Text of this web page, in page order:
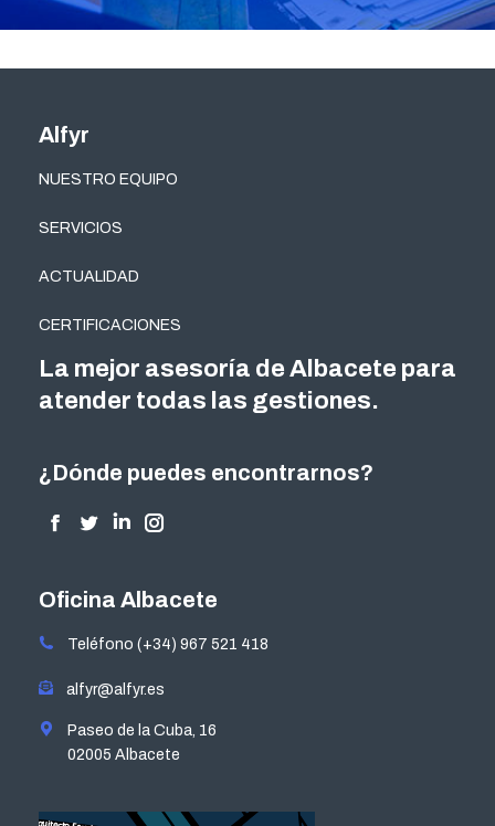
Alfyr
NUESTRO EQUIPO
SERVICIOS
ACTUALIDAD
CERTIFICACIONES
Oficina Albacete
Teléfono (+34) 967 521 418
alfyr@alfyr.es
Paseo de la Cuba, 16
02005 Albacete
¿Dónde puedes encontrarnos?
Encuéntranos en:
Facebook
opens
new
Twitter
opens
new
Linkedin
opens
new
Instagram
opens
new
La mejor asesoría de Albacete para
atender todas las gestiones.